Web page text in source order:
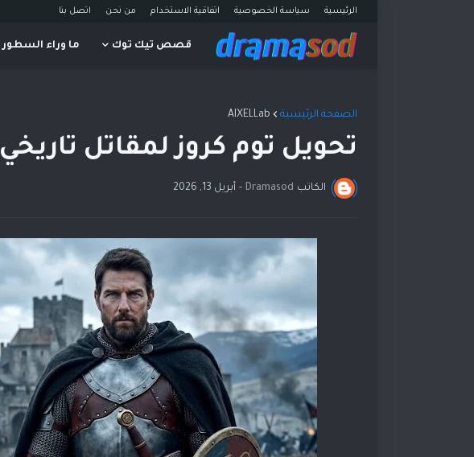
الرئيسية سياسة الخصوصية اتفاقية الاستخدام من نحن اتصل بنا
قصص تيك توك ما وراء السطور
الصفحة الرئيسية AIXELLab
تحويل توم كروز لمقاتل تاريخي
الكاتب Dramasod
- أبريل 13, 2026